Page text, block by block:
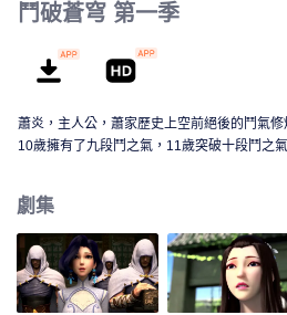
鬥破蒼穹 第一季
蕭炎，主人公，蕭家歷史上空前絕後的鬥氣
10歲擁有了九段鬥之氣，11歲突破十段鬥之
即將絕望的時候，一縷幽魂從他手上的戒指裏
啓！蕭炎重新成爲家族年輕一輩中的佼佼者
此。爲了一雪退婚帶來的恥辱，蕭炎來到了
步提升自己的修煉級別……
劇集